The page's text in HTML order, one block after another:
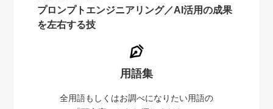
プロンプトエンジニアリング／AI活用の成果
を左右する技
用語集
全用語もしくはお調べになりたい用語の